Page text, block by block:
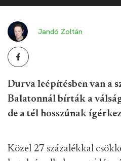
Jandó Zoltán
Durva leépítésben van a
Balatonnál bírták a
de a tél hosszúnak
Közel 27 százalékkal